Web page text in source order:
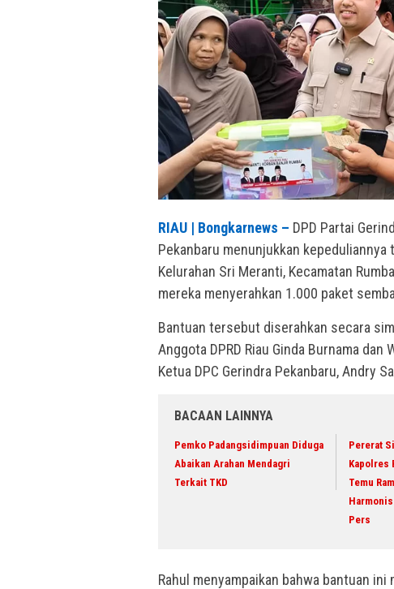
RIAU | Bongkarnews – DPD Partai
Pekanbaru menunjukkan
Kelurahan Sri Meranti, Kecamatan
mereka menyerahkan 1.000 paket
Bantuan tersebut diserahkan secara
Anggota DPRD Riau Ginda Burnama
Ketua DPC Gerindra Pekanbaru, Andry
BACAAN LAINNYA
Pemko Padangsidimpuan Diduga
Abaikan Arahan Mendagri
Terkait TKD
Pererat
Kapolres
Temu
Pers
Rahul menyampaikan bahwa bantuan